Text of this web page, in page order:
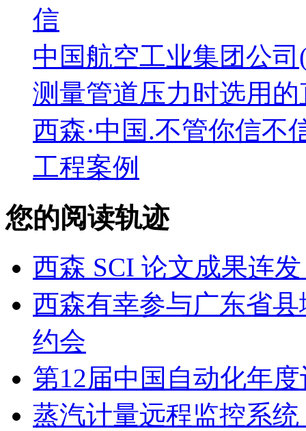
信
中国航空工业集团公
测量管道压力时选用
西森·中国.不管你信不
工程案例
您的阅读轨迹
西森 SCI 论文成果连
西森有幸参与广东省
约会
第12届中国自动化年
蒸汽计量远程监控系